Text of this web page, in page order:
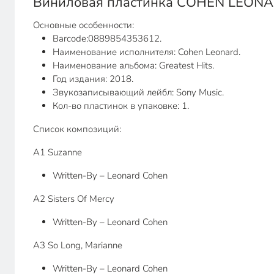
Основные особенности:
Barcode:0889854353612.
Наименование исполнителя: Cohen Leonard.
Наименование альбома: Greatest Hits.
Год издания: 2018.
Звукозаписывающий лейбл: Sony Music.
Кол-во пластинок в упаковке: 1.
Список композиций:
A1 Suzanne
Written-By – Leonard Cohen
A2 Sisters Of Mercy
Written-By – Leonard Cohen
A3 So Long, Marianne
Written-By – Leonard Cohen